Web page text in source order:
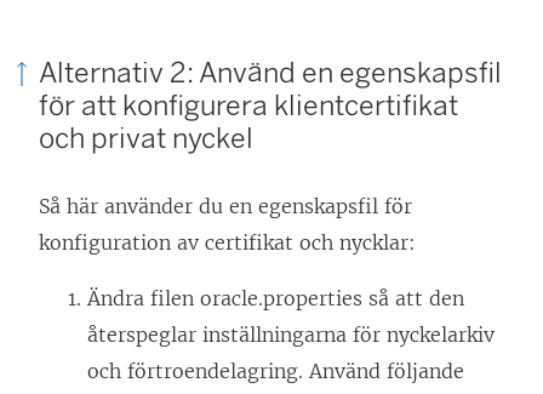
Alternativ 2: Använd en egenskapsfil
för att konfigurera klientcertifikat
och privat nyckel
Så här använder du en egenskapsfil för
konfiguration av certifikat och nycklar:
Ändra filen oracle.properties så att den
återspeglar inställningarna för nyckelarkiv
och förtroendelagring. Använd följande